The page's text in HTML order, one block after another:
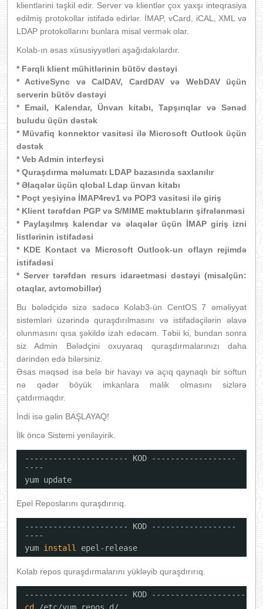
klientlərini təşkil edir. Server və klientlər çox yaxşı inteqrasiya
edilmiş protokollar istifadə edirlər. İMAP, vCard, iCAL, XML və
LDAP protokollarını bunlara misal vermək olar.
Kolab-ın əsas xüsusiyyətləri aşağıdakılardır.
* Fərqli klient mühitlərinin bütöv dəstəyi
* ActiveSync və CalDAV, CardDAV və WebDAV üçün
serverin bütöv dəstəyi
* Email, Kalendar, Ünvan kitabı, Tapşırıqlar və Sənəd
buludu üçün dəstək
* Müvafiq konnektor vasitəsi ilə Microsoft Outlook üçün
dəstək
* Veb Admin interfeysi
* Quraşdırma məlumatı LDAP bazasında saxlanılır
* Əlaqələr üçün qlobal Ldap ünvan kitabı
* Poçt yeşiyinə İMAP4rev1 və POP3 vasitəsi ilə giriş
* Klient tərəfdən PGP və S/MIME məktubların şifrələnməsi
* Paylaşılmış kalendar və əlaqələr üçün İMAP giriş izni
listlərinin istifadəsi
* KDE Kontact və Microsoft Outlook-un oflayn rejimdə
istifadəsi
* Server tərəfdən resurs idarəetməsi dəstəyi (misalçün:
otaqlar, avtomobillər)
Bu bələdçidə sizə sadəcə Kolab3-ün CentOS 7 əməliyyat
sistemləri üzərində quraşdırılmasını və istifadəçilərin əlavə
olunmasını qısa şəkildə izah edəcəm. Təbii ki, bundan sonra
siz Admin Bələdçini oxuyaraq quraşdırmalarınızı daha
dərindən edə bilərsiniz.
Əsas məqsəd isə belə bir havayı və açıq qaynaqlı bir softun
nə qədər böyük imkanlara malik olmasını sizlərə
çatdırmaqdır.
İndi isə gəlin BAŞLAYAQ!
İlk öncə Sistemi yeniləyirik.
---------------------- KOD ------------------
----
yum update
Epel Reposlarını quraşdırırıq.
---------------------- KOD ------------------
----
yum install epel-release
Kolab repos quraşdırmalarını yükləyib quraşdırırıq.
---------------------- KOD ----------------------